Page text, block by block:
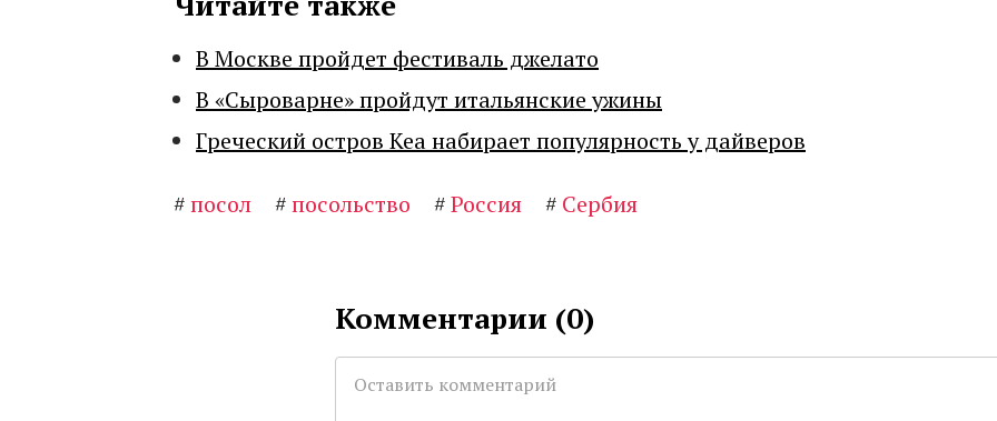
В Москве пройдет фестиваль джелато
В «Сыроварне» пройдут итальянские ужины
Греческий остров Кеа набирает популярность у дайверов
#посол #посольство #Россия # Сербия
Комментарии (0)